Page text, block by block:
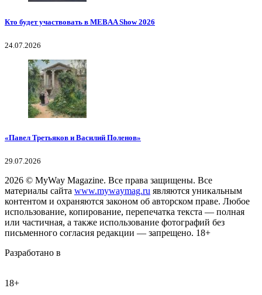
Кто будет участвовать в MEBAA Show 2026
24.07.2026
«Павел Третьяков и Василий Поленов»
29.07.2026
2026 © MyWay Magazine. Все права защищены. Все
материалы сайта www.mywaymag.ru являются уникальным
контентом и охраняются законом об авторском праве. Любое
использование, копирование, перепечатка текста — полная
или частичная, а также использование фотографий без
письменного согласия редакции — запрещено. 18+
Разработано в
18+